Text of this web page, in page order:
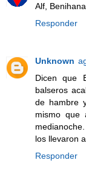
Alf,
Responder
Unknown
Dicen que
balseros
de hambre
mismo que
los llevaron
Responder